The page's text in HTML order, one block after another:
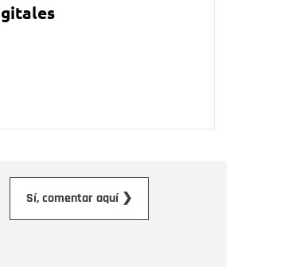
Sí, comentar aquí ❯